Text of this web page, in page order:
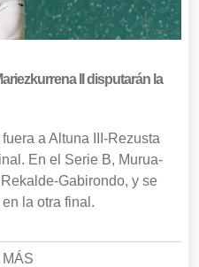
II disputarán la
a Altuna III-Rezusta
En el Serie B, Murua-
Gabirondo, y se
la otra final.